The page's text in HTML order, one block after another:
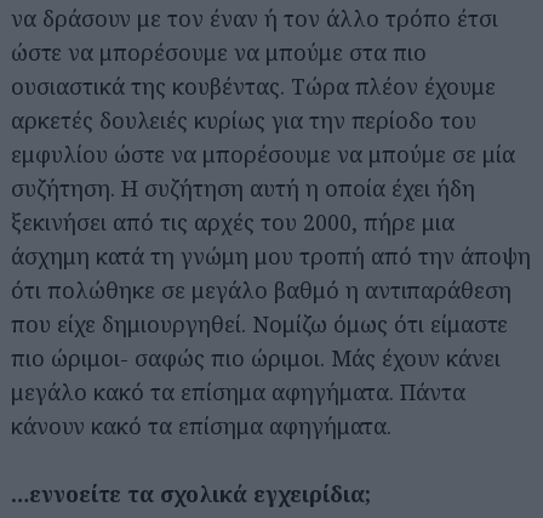
να δράσουν με τον έναν ή τον άλλο τρόπο έτσι
ώστε να μπορέσουμε να μπούμε στα πιο
ουσιαστικά της κουβέντας. Τώρα πλέον έχουμε
αρκετές δουλειές κυρίως για την περίοδο του
εμφυλίου ώστε να μπορέσουμε να μπούμε σε μία
συζήτηση. Η συζήτηση αυτή η οποία έχει ήδη
ξεκινήσει από τις αρχές του 2000, πήρε μια
άσχημη κατά τη γνώμη μου τροπή από την άποψη
ότι πολώθηκε σε μεγάλο βαθμό η αντιπαράθεση
που είχε δημιουργηθεί. Νομίζω όμως ότι είμαστε
πιο ώριμοι- σαφώς πιο ώριμοι. Μάς έχουν κάνει
μεγάλο κακό τα επίσημα αφηγήματα. Πάντα
κάνουν κακό τα επίσημα αφηγήματα.
…εννοείτε τα σχολικά εγχειρίδια;